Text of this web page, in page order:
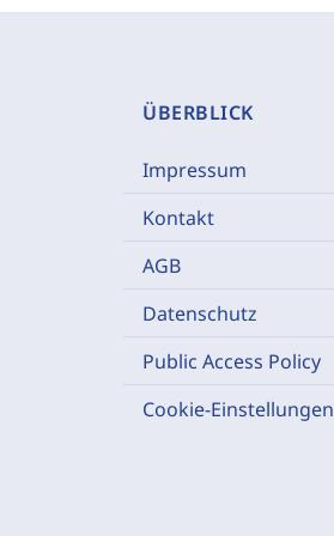
ÜBERBLICK
Impressum
Kontakt
AGB
Datenschutz
Public Access Policy
Cookie-Einstellungen